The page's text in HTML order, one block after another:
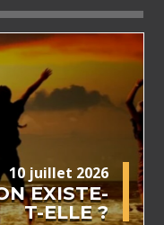
10 juillet 2026
EXISTE-
T-ELLE ?